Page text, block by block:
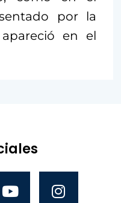
por la
en el